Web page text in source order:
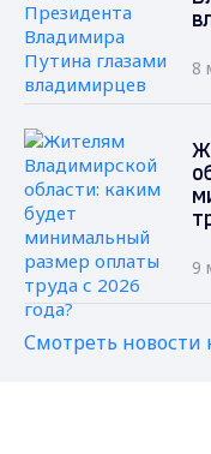
8
9
Смотреть новости